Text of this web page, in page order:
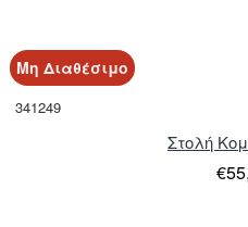
Μη Διαθέσιμο
341249
Στολή